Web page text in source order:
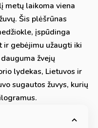
metų laikoma viena
Šis plėšrūnas
įspūdinga
ir gebėjimu užaugti iki
žvejų
lydekas, Lietuvos ir
sugautos žuvys, kurių